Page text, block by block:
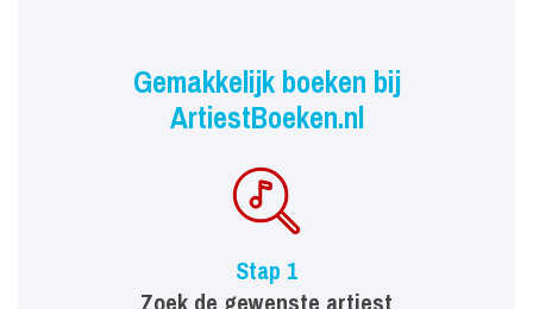
Gemakkelijk boeken bij
ArtiestBoeken.nl
Stap 1
Zoek de gewenste artiest